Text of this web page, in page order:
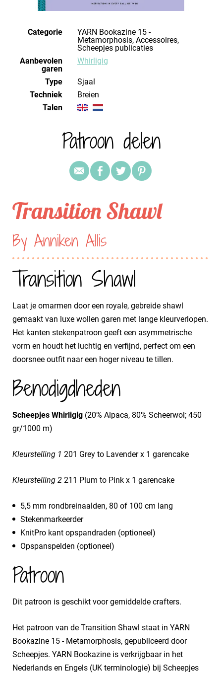
Categorie
YARN Bookazine 15 -
Metamorphosis, Accessoires,
Scheepjes publicaties
Aanbevolen
garen
Whirligig
Type
Sjaal
Techniek
breien
Talen
Patroon delen
Transition Shawl
By Anniken Allis
Transition Shawl
Laat je omarmen door een royale, gebreide shawl
gemaakt van luxe wollen garen met lange kleurverlopen.
Het kanten stekenpatroon geeft een asymmetrische
vorm en houdt het luchtig en verfijnd, perfect om een
doorsnee outfit naar een hoger niveau te tillen.
Benodigdheden
Scheepjes Whirligig (20% Alpaca, 80% Scheerwol; 450
gr/1000 m)
Kleurstelling 1 201 Grey to Lavender x 1 garencake
Kleurstelling 2 211 Plum to Pink x 1 garencake
5,5 mm rondbreinaalden, 80 of 100 cm lang
Stekenmarkeerder
KnitPro kant opspandraden (optioneel)
Opspanspelden (optioneel)
Patroon
Dit patroon is geschikt voor gemiddelde crafters.
Het patroon van de Transition Shawl staat in YARN
Bookazine 15 - Metamorphosis, gepubliceerd door
Scheepjes. YARN Bookazine is verkrijgbaar in het
Nederlands en Engels (UK terminologie) bij Scheepjes